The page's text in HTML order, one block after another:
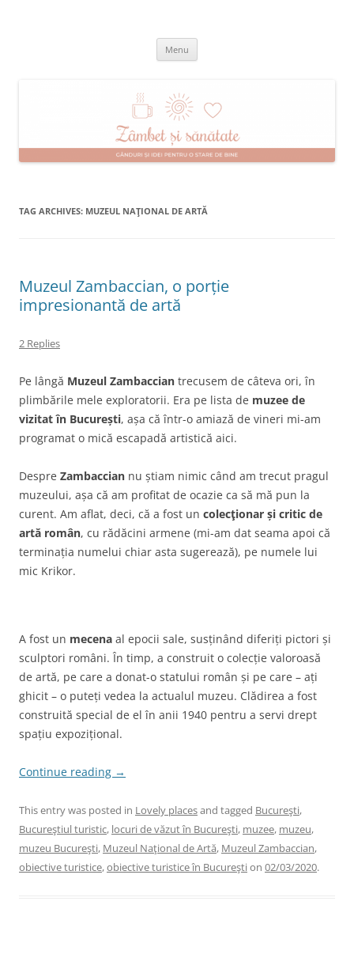
Menu
TAG ARCHIVES: MUZEUL NAŢIONAL DE ARTĂ
Muzeul Zambaccian, o porție
impresionantă de artă
2 Replies
Pe lângă Muzeul Zambaccian trecusem de câteva ori, în
plimbările mele exploratorii. Era pe lista de muzee de
vizitat în București, așa că într-o amiază de vineri mi-am
programat o mică escapadă artistică aici.
Despre Zambaccian nu știam nimic când am trecut pragul
muzeului, așa că am profitat de ocazie ca să mă pun la
curent. Am aflat, deci, că a fost un colecţionar și critic de
artă român, cu rădăcini armene (mi-am dat seama apoi că
terminația numelui chiar asta sugerează), pe numele lui
mic Krikor.
A fost un mecena al epocii sale, susținând diferiți pictori și
sculptori români. În timp, a construit o colecție valoroasă
de artă, pe care a donat-o statului român și pe care – ați
ghicit – o puteți vedea la actualul muzeu. Clădirea a fost
construită special de el în anii 1940 pentru a servi drept
spațiu expozițional.
Continue reading →
This entry was posted in Lovely placesand tagged Bucureşti,
Bucureştiul turistic, locuri de văzut în Bucureşti, muzee, muzeu,
muzeu Bucureşti, Muzeul Naţional de Artă, Muzeul Zambaccian,
obiective turistice,obiective turistice în Bucureştion 02/03/2020.